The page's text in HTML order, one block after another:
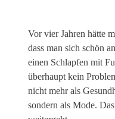
Vor vier Jahren hätte
dass man sich schön
einen Schlapfen mit
überhaupt kein
nicht mehr als
sondern als Mode.